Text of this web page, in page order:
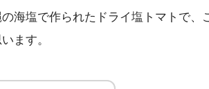
の海塩で作られたドライ塩トマトで、
ます。